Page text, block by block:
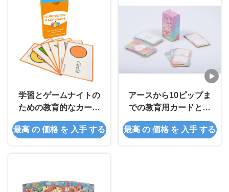
学習とゲームナイトの
ための教育的なカード
ゲーム
最高 の 価格 を 入手 する
アースから10ピップま
での教育用カードとパ
ターン付きのバック
最高 の 価格 を 入手 する